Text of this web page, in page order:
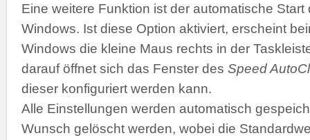
Eine weitere Funktion ist der automatische Start
Windows. Ist diese Option aktiviert, erscheint
Windows die kleine Maus rechts in der
darauf öffnet sich das Fenster des Speed
dieser konfiguriert werden kann.
Alle Einstellungen werden automatisch
Wunsch gelöscht werden, wobei die